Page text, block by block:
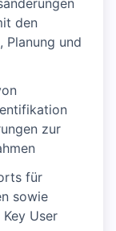
den
Planung und
zur
für
sowie
User